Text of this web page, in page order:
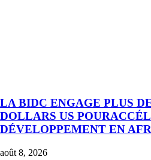
LA BIDC ENGAGE PLUS
DOLLARS US
DÉVELOPPEMENT EN
août 8, 2026